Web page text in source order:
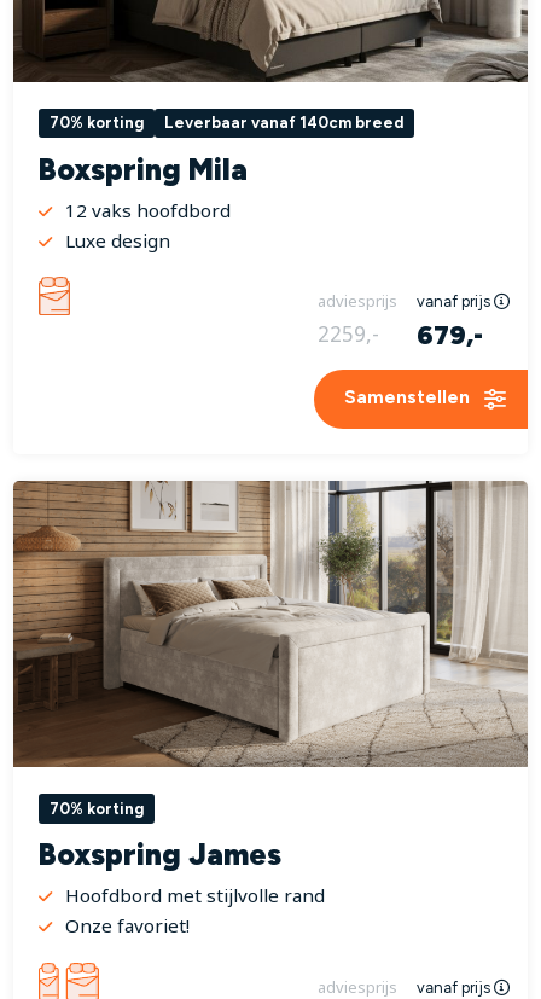
70% korting Leverbaar vanaf 140cm breed
Boxspring Mila
12 vaks hoofdbord
Luxe design
adviesprijs vanaf prijs
2259,- 679,-
Samenstellen
70% korting
Boxspring James
Hoofdbord met stijlvolle rand
Onze favoriet!
adviesprijs vanaf prijs